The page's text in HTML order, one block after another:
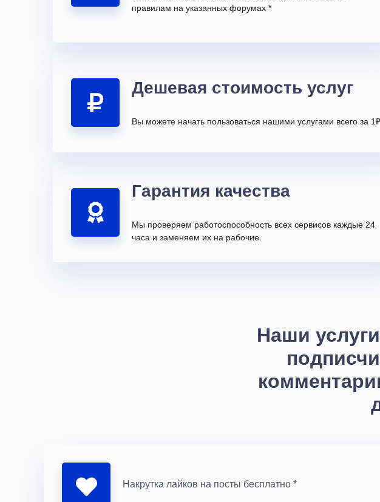
правилам на указанных форумах *
Дешевая стоимость услуг
Вы можете начать пользоваться нашими услугами всего за 1₽
Гарантия качества
Мы проверяем работоспособность всех сервисов каждые 24
часа и заменяем их на рабочие.
Наши
Накрутка лайков на посты бесплатно *